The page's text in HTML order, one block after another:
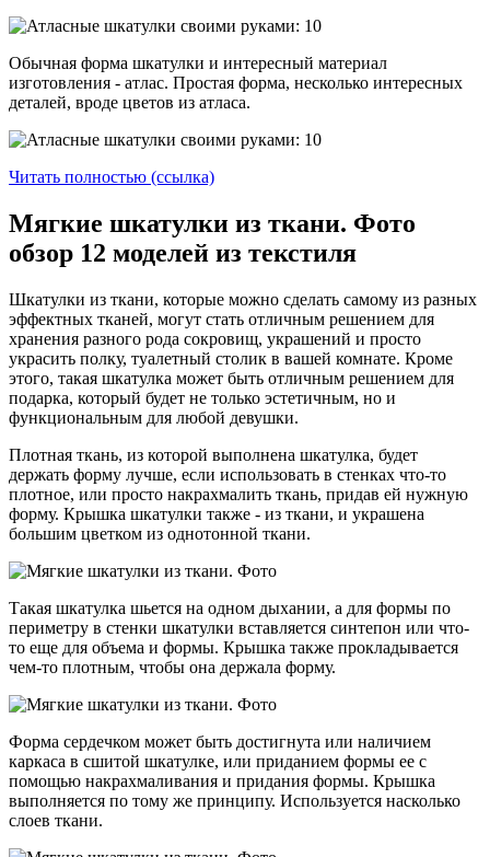
Обычная форма шкатулки и интересный материал
изготовления - атлас. Простая форма, несколько интересных
деталей, вроде цветов из атласа.
Читать полностью (ссылка)
Мягкие шкатулки из ткани. Фото
обзор 12 моделей из текстиля
Шкатулки из ткани, которые можно сделать самому из разных
эффектных тканей, могут стать отличным решением для
хранения разного рода сокровищ, украшений и просто
украсить полку, туалетный столик в вашей комнате. Кроме
этого, такая шкатулка может быть отличным решением для
подарка, который будет не только эстетичным, но и
функциональным для любой девушки.
Плотная ткань, из которой выполнена шкатулка, будет
держать форму лучше, если использовать в стенках что-то
плотное, или просто накрахмалить ткань, придав ей нужную
форму. Крышка шкатулки также - из ткани, и украшена
большим цветком из однотонной ткани.
Такая шкатулка шьется на одном дыхании, а для формы по
периметру в стенки шкатулки вставляется синтепон или что-
то еще для объема и формы. Крышка также прокладывается
чем-то плотным, чтобы она держала форму.
Форма сердечком может быть достигнута или наличием
каркаса в сшитой шкатулке, или приданием формы ее с
помощью накрахмаливания и придания формы. Крышка
выполняется по тому же принципу. Используется насколько
слоев ткани.